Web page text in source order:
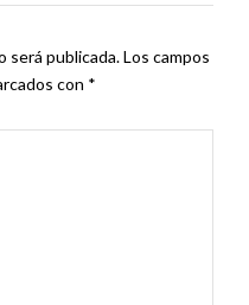
será publicada.Los campos
con *